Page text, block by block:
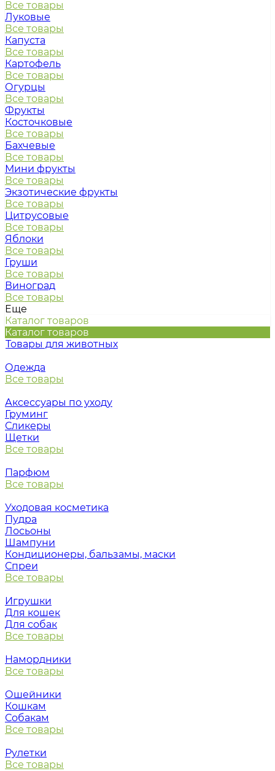
Все товары
Луковые
Все товары
Капуста
Все товары
Картофель
Все товары
Огурцы
Все товары
Фрукты
Косточковые
Все товары
Бахчевые
Все товары
Мини фрукты
Все товары
Экзотические фрукты
Все товары
Цитрусовые
Все товары
Яблоки
Все товары
Груши
Все товары
Виноград
Все товары
Еще
Каталог товаров
Каталог товаров
Товары для животных
Одежда
Все товары
Аксессуары по уходу
Груминг
Сликеры
Щетки
Все товары
Парфюм
Все товары
Уходовая косметика
Пудра
Лосьоны
Шампуни
Кондиционеры, бальзамы, маски
Спреи
Все товары
Игрушки
Для кошек
Для собак
Все товары
Намордники
Все товары
Ошейники
Кошкам
Собакам
Все товары
Рулетки
Все товары